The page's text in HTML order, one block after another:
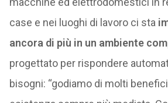
case e nei luoghi di lavoro ci sta
ancora di più in un ambiente
progettato per rispondere
bisogni: “godiamo di molti